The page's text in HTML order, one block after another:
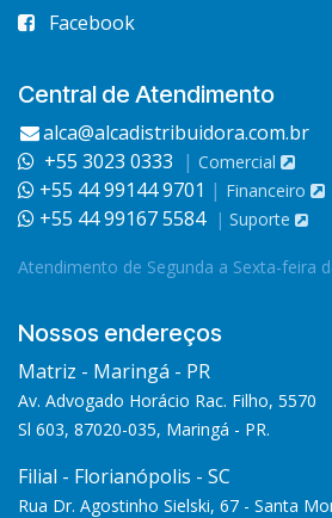
Facebook
Central de Atendimento
alca@alcadistribuidora.com.br
+55 3023 0333 | Comercial
+55 44 99144 9701 | Financeiro
+55 44 99167 5584 | Suporte
Atendimento de Segunda a Sexta-feira
Nossos endereços
Matriz - Maringá - PR
Av. Advogado Horácio Rac. Filho, 5570
Sl 603, 87020-035, Maringá - PR.
Filial - Florianópolis - SC
Rua Dr. Agostinho Sielski, 67 - Santa